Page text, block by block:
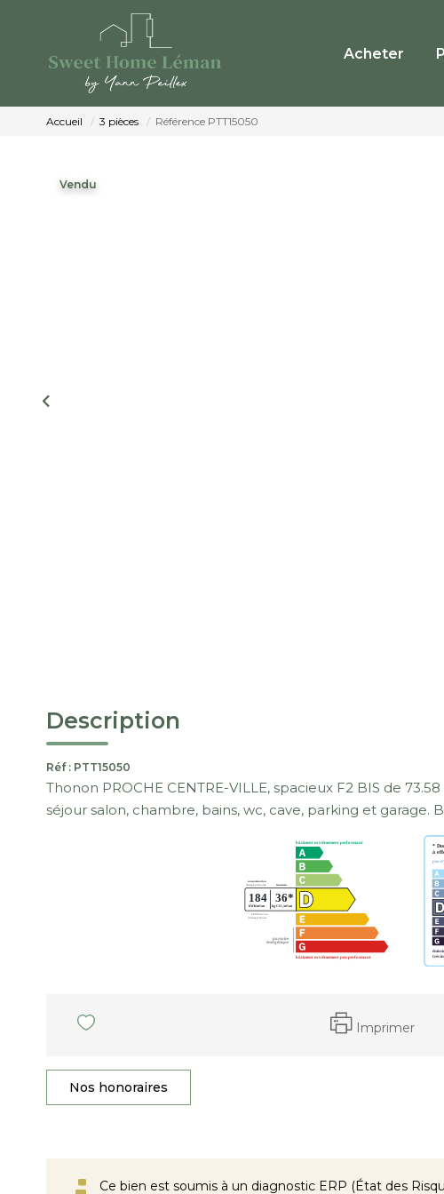
Acheter
Accueil 3 pièces Référence PTT15050
Vendu
Description
Réf : PTT15050
Thonon PROCHE CENTRE-VILLE, spacieux F2 BIS de
séjour salon, chambre, bains, wc, cave, parking et garage.
Imprimer
Nos honoraires
Ce bien est soumis à un diagnostic ERP (État des